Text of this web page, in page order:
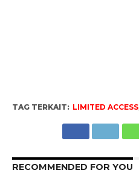
TAG TERKAIT: LIMITED ACCESS,
RECOMMENDED FOR YOU